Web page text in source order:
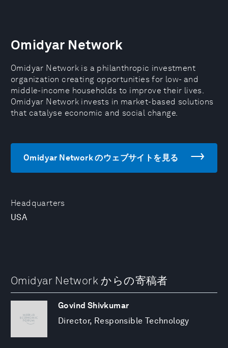
Headquarters
USA
Omidyar Network
Omidyar Network is a philanthropic investment
organization creating opportunities for low- and
middle-income households to improve their lives.
Omidyar Network invests in market-based solutions
that catalyse economic and social change.
Omidyar Network のウェブサイトを見る
Omidyar Network からの寄稿者
Govind Shivkumar
Director, Responsible Technology